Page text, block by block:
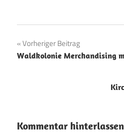
Beitragsnavigation
Vorheriger Beitrag
Waldkolonie Merchandising
Kommentar hinterlassen